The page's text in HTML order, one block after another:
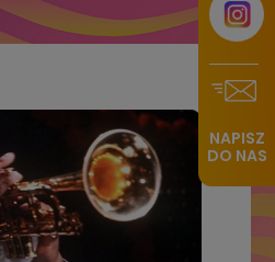
NAPISZ
DO NAS